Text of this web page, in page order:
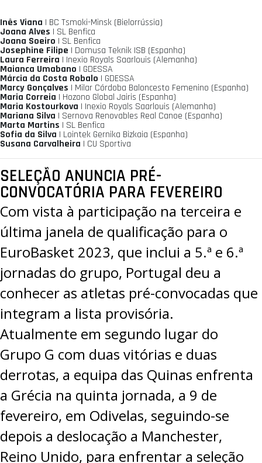
Inês Viana | BC Tsmoki-Minsk (Bielorrússia)
Joana Alves | SL Benfica
Joana Soeiro | SL Benfica
Josephine Filipe | Domusa Teknik ISB (Espanha)
Laura Ferreira | Inexio Royals Saarlouis (Alemanha)
Maianca Umabano | GDESSA
Márcia da Costa Robalo | GDESSA
Marcy Gonçalves | Milar Córdoba Baloncesto Femenino (Espanha)
Maria Correia | Hozono Global Jairis (Espanha)
Maria Kostourkova | Inexio Royals Saarlouis (Alemanha)
Mariana Silva | Sernova Renovables Real Canoe (Espanha)
Marta Martins | SL Benfica
Sofia da Silva | Lointek Gernika Bizkaia (Espanha)
Susana Carvalheira | CU Sportiva
SELEÇÃO ANUNCIA PRÉ-
CONVOCATÓRIA PARA FEVEREIRO
Com vista à participação na terceira e
última janela de qualificação para o
EuroBasket 2023, que inclui a 5.ª e 6.ª
jornadas do grupo, Portugal deu a
conhecer as atletas pré-convocadas que
integram a lista provisória.
Atualmente em segundo lugar do
Grupo G com duas vitórias e duas
derrotas, a equipa das Quinas enfrenta
a Grécia na quinta jornada, a 9 de
fevereiro, em Odivelas, seguindo-se
depois a deslocação a Manchester,
Reino Unido, para enfrentar a seleção